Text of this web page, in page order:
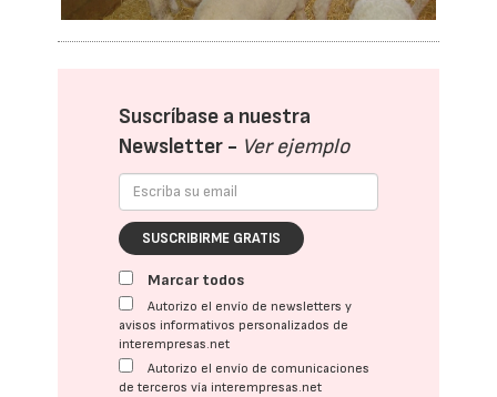
Suscríbase a nuestra
Newsletter - Ver ejemplo
SUSCRIBIRME GRATIS
Marcar todos
Autorizo el envío de newsletters y
avisos informativos personalizados de
interempresas.net
Autorizo el envío de comunicaciones
de terceros vía interempresas.net